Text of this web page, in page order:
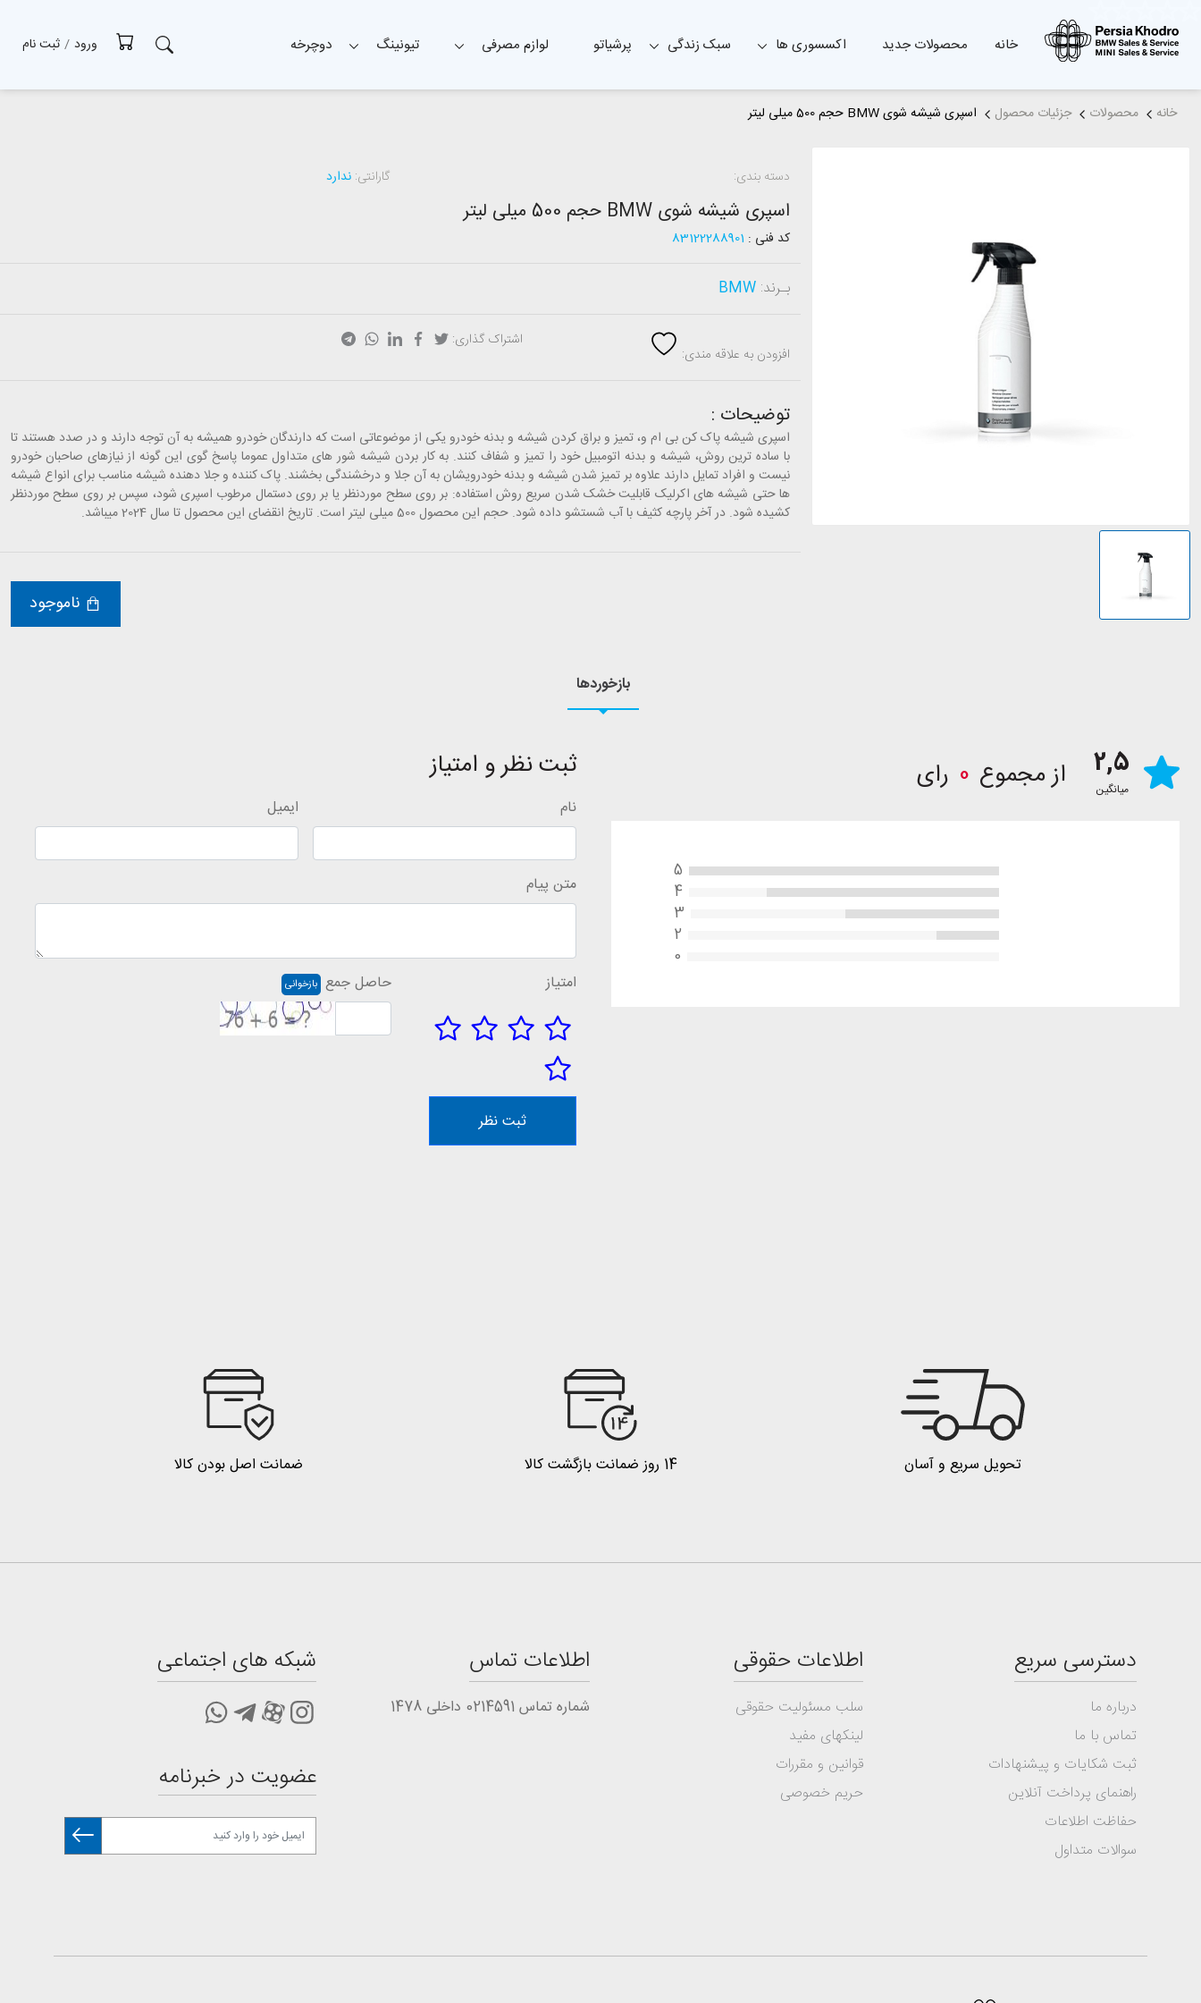
خانه محصولات جدید اکسسوری ها سبک زندگی پرشیاتو لوازم مصرفی تیونینگ دوچرخه ورود / ثبت نام
خانه محصولات جزئیات محصول اسپری شیشه شوی BMW حجم 500 میلی لیتر
دسته بندی: گارانتی: ندارد
اسپری شیشه شوی BMW حجم 500 میلی لیتر
کد فنی : 83122288901
بـرند: BMW
افزودن به علاقه مندی:
اشتراک گذاری:
توضیحات :
اسپری شیشه پاک کن بی ام و، تمیز و براق کردن شیشه و بدنه خودرو یکی از موضوعاتی است که دارندگان خودرو همیشه به آن توجه دارند و در صدد هستند تا
با ساده ترین روش، شیشه و بدنه اتومبیل خود را تمیز و شفاف کنند. به کار بردن شیشه شور های متداول عموما پاسخ گوی این گونه از نیازهای صاحبان خودرو
نیست و افراد تمایل دارند علاوه بر تمیز شدن شیشه و بدنه خودرویشان به آن جلا و درخشندگی بخشند. پاک کننده و جلا دهنده شیشه مناسب برای انواع شیشه
ها حتی شیشه های اکرلیک​ قابلیت خشک شدن سریع روش استفاده: بر روی سطح موردنظر یا بر روی دستمال مرطوب اسپری شود، سپس بر روی سطح موردنظر
کشیده شود. در آخر پارچه کثیف با آب شستشو داده شود. حجم این محصول 500 میلی لیتر است. تاریخ انقضای این محصول تا سال 2024 میباشد.
ناموجود
بازخوردها
2,5
میانگین از مجموع 0 رای
5
4
3
2
0
ثبت نظر و امتیاز
نام ایمیل
متن پیام
امتیاز حاصل جمع بازخوانی
ثبت نظر
تحویل سریع و آسان 14 روز ضمانت بازگشت کالا ضمانت اصل بودن کالا
دسترسی سریع
درباره ما
تماس با ما
ثبت شکایات و پیشنهادات
راهنمای پرداخت آنلاین
حفاظت اطلاعات
سوالات متداول
اطلاعات حقوقی
سلب مسئولیت حقوقی
لینکهای مفید
قوانین و مقررات
حریم خصوصی
اطلاعات تماس
شماره تماس 0214591 داخلی 1478
شبکه های اجتماعی
عضویت در خبرنامه